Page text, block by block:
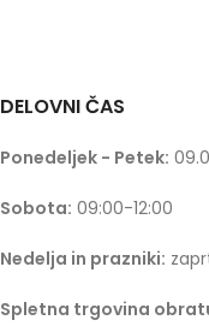
DELOVNI ČAS
Ponedeljek - Petek:
Sobota: 09:00-12:00
Nedelja in prazniki:
Spletna trgovina